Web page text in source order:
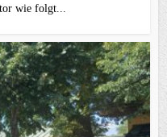
wie folgt...